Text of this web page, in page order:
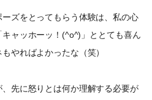
ーズをとってもらう体験は、私の心
ャッホーッ！(^o^)」ととても喜ん
やればよかったな（笑）
、先に怒りとは何か理解する必要が